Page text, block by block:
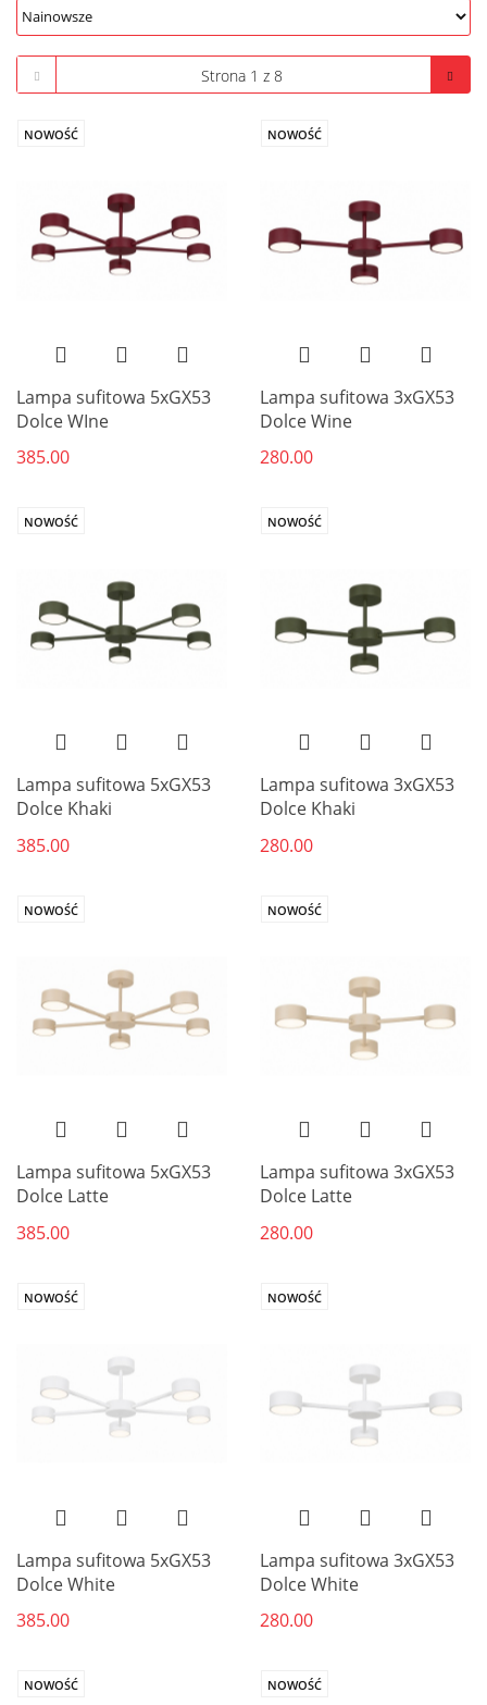
NOWOŚĆ
Lampa sufitowa 5xGX53
Dolce WIne
385.00
NOWOŚĆ
Lampa sufitowa 3xGX53
Dolce Wine
280.00
NOWOŚĆ
Lampa sufitowa 5xGX53
Dolce Khaki
385.00
NOWOŚĆ
Lampa sufitowa 3xGX53
Dolce Khaki
280.00
NOWOŚĆ
Lampa sufitowa 5xGX53
Dolce Latte
385.00
NOWOŚĆ
Lampa sufitowa 3xGX53
Dolce Latte
280.00
NOWOŚĆ
Lampa sufitowa 5xGX53
Dolce White
385.00
NOWOŚĆ
Lampa sufitowa 3xGX53
Dolce White
280.00
NOWOŚĆ NOWOŚĆ